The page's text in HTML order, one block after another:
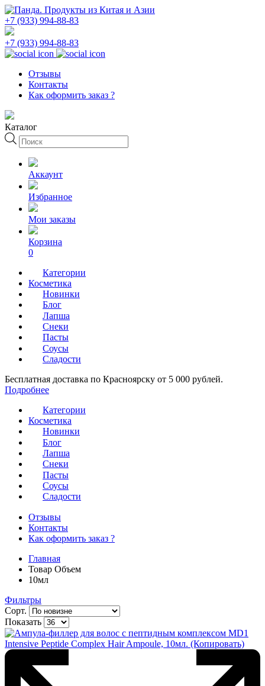
+7 (933) 994-88-83
+7 (933) 994-88-83
Отзывы
Контакты
Как оформить заказ ?
Каталог
Поиск
товаров
Аккаунт
Избранное
Мои заказы
Корзина
0
Категории
Косметика
Новинки
Блог
Лапша
Снеки
Пасты
Соусы
Сладости
Бесплатная доставка по Красноярску от 5 000 рублей.
Подробнее
Категории
Косметика
Новинки
Блог
Лапша
Снеки
Пасты
Соусы
Сладости
Отзывы
Контакты
Как оформить заказ ?
Главная
Товар Объем
10мл
Фильтры
Сорт.
Показать